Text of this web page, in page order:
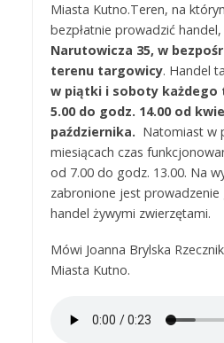
Miasta Kutno.Teren, na
bezpłatnie prowadzić
Narutowicza 35, w
terenu targowicy. Handel
w piątki i soboty każdego
5.00 do godz. 14.00 od
października. Natomiast w
miesiącach czas
od 7.00 do godz. 13.00. Na
zabronione jest prowadzenie
handel żywymi zwierzętami.
Mówi Joanna Brylska
Miasta Kutno.